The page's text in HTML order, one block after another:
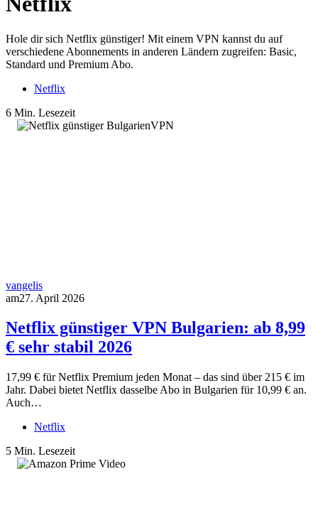
Hole dir sich Netflix günstiger! Mit einem VPN kannst du auf
verschiedene Abonnements in anderen Ländern zugreifen: Basic,
Standard und Premium Abo.
Netflix
6 Min. Lesezeit
vangelis
am27. April 2026
Netflix günstiger VPN Bulgarien: ab 8,99
€ sehr stabil 2026
17,99 € für Netflix Premium jeden Monat – das sind über 215 € im
Jahr. Dabei bietet Netflix dasselbe Abo in Bulgarien für 10,99 € an.
Auch…
Netflix
5 Min. Lesezeit